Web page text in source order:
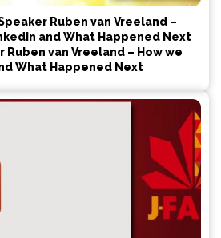
Ruben van Vreeland –
and What Happened Next
Ruben van Vreeland – How we
What Happened Next